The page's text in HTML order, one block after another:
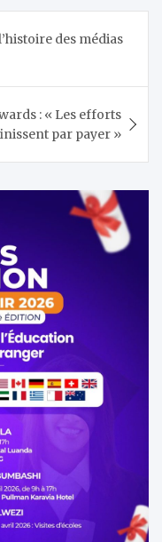
des médias
: « Les efforts
par payer »